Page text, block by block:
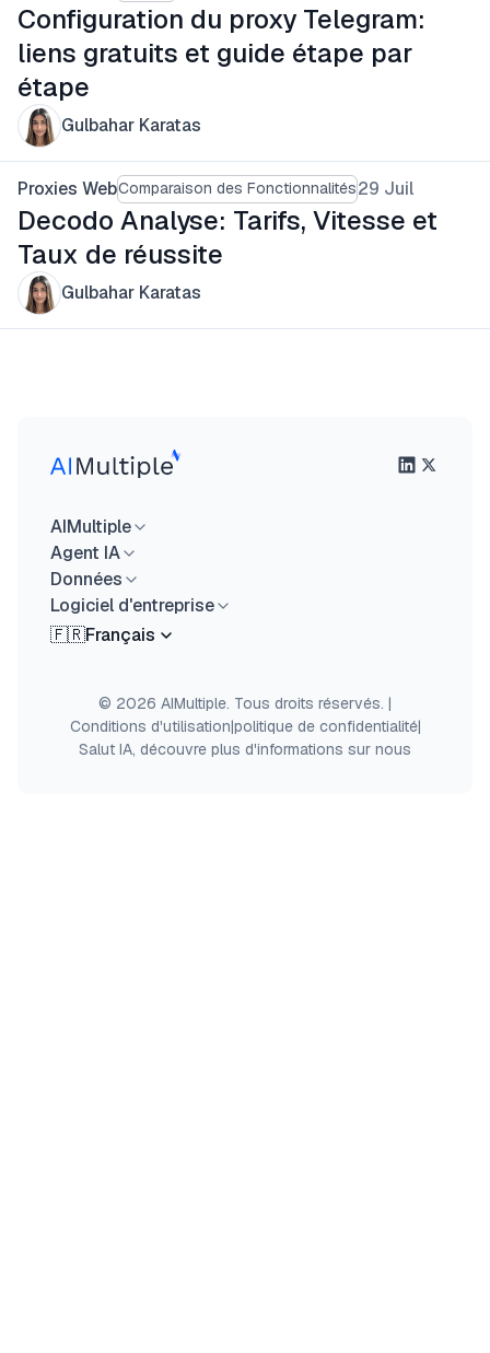
Configuration du proxy Telegram:
liens gratuits et guide étape par
étape
Gulbahar Karatas
Proxies WebComparaison des Fonctionnalités29 Juil
Decodo Analyse: Tarifs, Vitesse et
Taux de réussite
Gulbahar Karatas
AIMultiple
Agent IA
Données
Logiciel d'entreprise
🇫🇷Français
© 2026 AIMultiple. Tous droits réservés. |
Conditions d'utilisation|politique de confidentialité|
Salut IA, découvre plus d'informations sur nous